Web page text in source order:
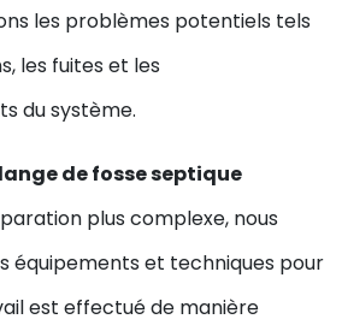
les problèmes potentiels tels
les fuites et les
du système.
de fosse septique
plus complexe, nous
équipements et techniques pour
est effectué de manière